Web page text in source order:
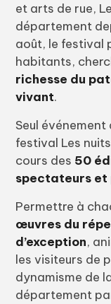
et arts de rue,
département
août, le festival
habitants,
richesse du
vivant.
Seul événement
festival Les
cours des 50
spectateurs et
Permettre à
œuvres du
d’exception,
les visiteurs de
dynamisme de
département